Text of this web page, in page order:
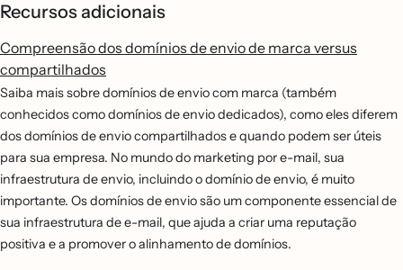
Recursos adicionais
Compreensão dos domínios de envio de marca versus
compartilhados
Saiba mais sobre domínios de envio com marca (também
conhecidos como domínios de envio dedicados), como eles diferem
dos domínios de envio compartilhados e quando podem ser úteis
para sua empresa. No mundo do marketing por e-mail, sua
infraestrutura de envio, incluindo o domínio de envio, é muito
importante. Os domínios de envio são um componente essencial de
sua infraestrutura de e-mail, que ajuda a criar uma reputação
positiva e a promover o alinhamento de domínios.